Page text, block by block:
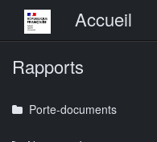
Menu principalAccueil
Rapports
Porte-documents